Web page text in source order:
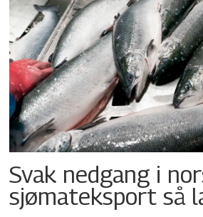
Svak nedgang i
sjømateksport så